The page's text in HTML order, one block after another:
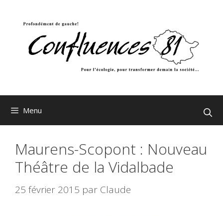
Menu
Maurens-Scopont : Nouveau
Théâtre de la Vidalbade
25 février 2015 par Claude